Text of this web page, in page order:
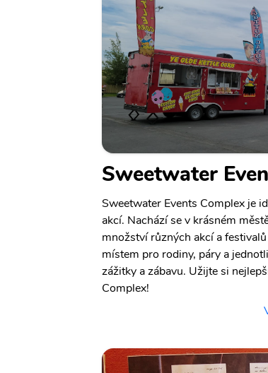
Sweetwater
Sweetwater Events Complex je
akcí. Nachází se v krásném
množství různých akcí a
místem pro rodiny, páry a
zážitky a zábavu. Užijte si
Complex!